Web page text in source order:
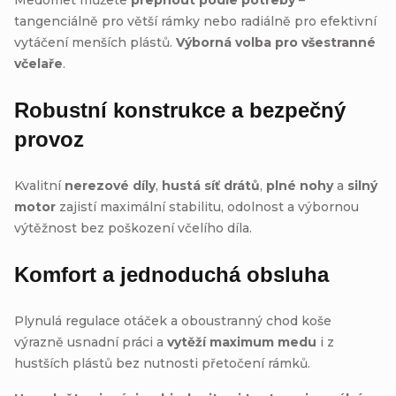
tangenciálně pro větší rámky nebo radiálně pro efektivní
vytáčení menších plástů. Výborná volba pro všestranné
včelaře.
Robustní konstrukce a bezpečný
provoz
Kvalitní nerezové díly, hustá síť drátů, plné nohya silný
motor zajistí maximální stabilitu, odolnost a výbornou
výtěžnost bez poškození včelího díla.
Komfort a jednoduchá obsluha
Plynulá regulace otáček a oboustranný chod koše
výrazně usnadní práci a vytěží maximum medu i z
hustších plástů bez nutnosti přetočení rámků.